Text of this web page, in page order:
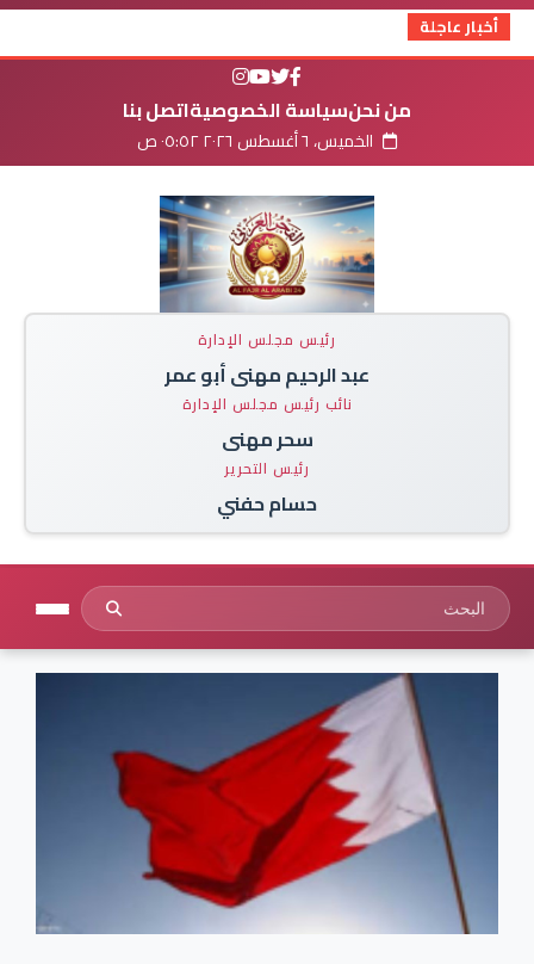
أخبار عاجلة
من نحنسياسة الخصوصيةاتصل بنا
الخميس، ٦ أغسطس ٢٠٢٦ ٠٥:٥٢ ص
رئيس مجلس الإدارة
عبد الرحيم مهنى أبو عمر
نائب رئيس مجلس الإدارة
سحر مهنى
رئيس التحرير
حسام حفني